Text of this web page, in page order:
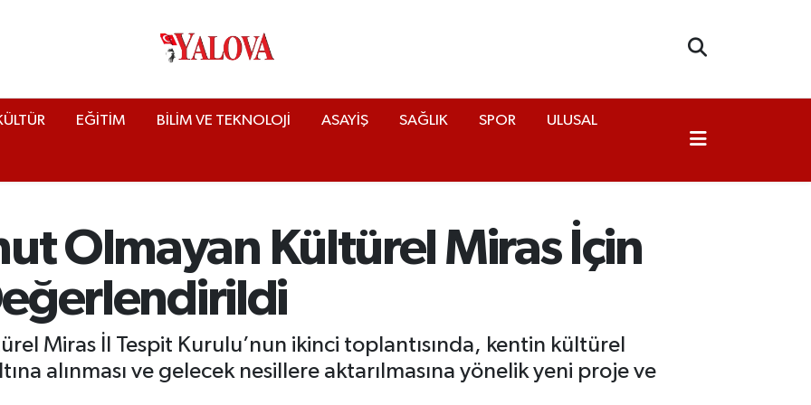
EĞİTİM BİLİM VE TEKNOLOJİ ASAYİŞ SAĞLIK SPOR ULUSAL
Olmayan Kültürel Miras İçin
Miras İl Tespit Kurulu’nun ikinci toplantısında, kentin kültürel
alınması ve gelecek nesillere aktarılmasına yönelik yeni proje ve